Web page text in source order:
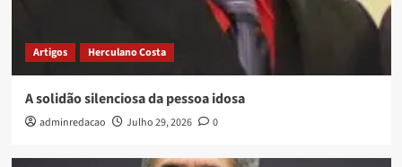
Artigos Herculano Costa
A solidão silenciosa da pessoa idosa
adminredacao Julho 29, 2026 0